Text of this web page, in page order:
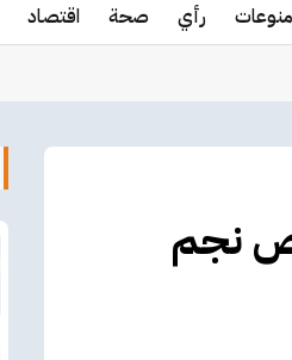
منوعات رأي صحة اقتصاد
نجم